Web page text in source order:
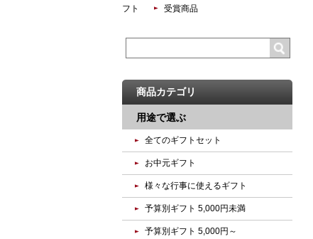
フト
受賞商品
商品カテゴリ
用途で選ぶ
全てのギフトセット
お中元ギフト
様々な行事に使えるギフト
予算別ギフト 5,000円未満
予算別ギフト 5,000円～